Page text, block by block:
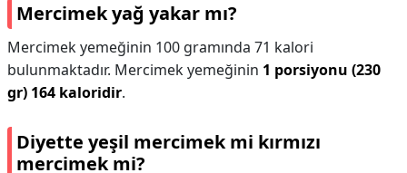
Mercimek yağ yakar mı?
Mercimek yemeğinin 100 gramında 71 kalori
bulunmaktadır. Mercimek yemeğinin 1 porsiyonu (230
gr) 164 kaloridir.
Diyette yeşil mercimek mi kırmızı
mercimek mi?